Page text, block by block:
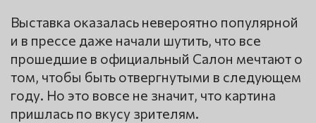
Выставка оказалась невероятно популярной
и в прессе даже начали шутить, что все
прошедшие в официальный Салон мечтают о
том, чтобы быть отвергнутыми в следующем
году. Но это вовсе не значит, что картина
пришлась по вкусу зрителям.